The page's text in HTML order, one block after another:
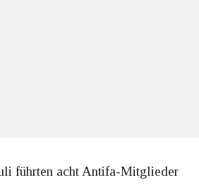
führten acht Antifa-Mitglieder